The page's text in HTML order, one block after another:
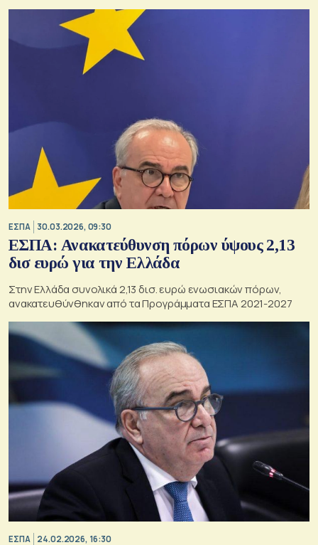
ΕΣΠΑ 30.03.2026, 09:30
ΕΣΠΑ: Ανακατεύθυνση πόρων ύψους 2,13
δισ ευρώ για την Ελλάδα
Στην Ελλάδα συνολικά 2,13 δισ. ευρώ ενωσιακών πόρων,
ανακατευθύνθηκαν από τα Προγράμματα ΕΣΠΑ 2021-2027
ΕΣΠΑ 24.02.2026, 16:30